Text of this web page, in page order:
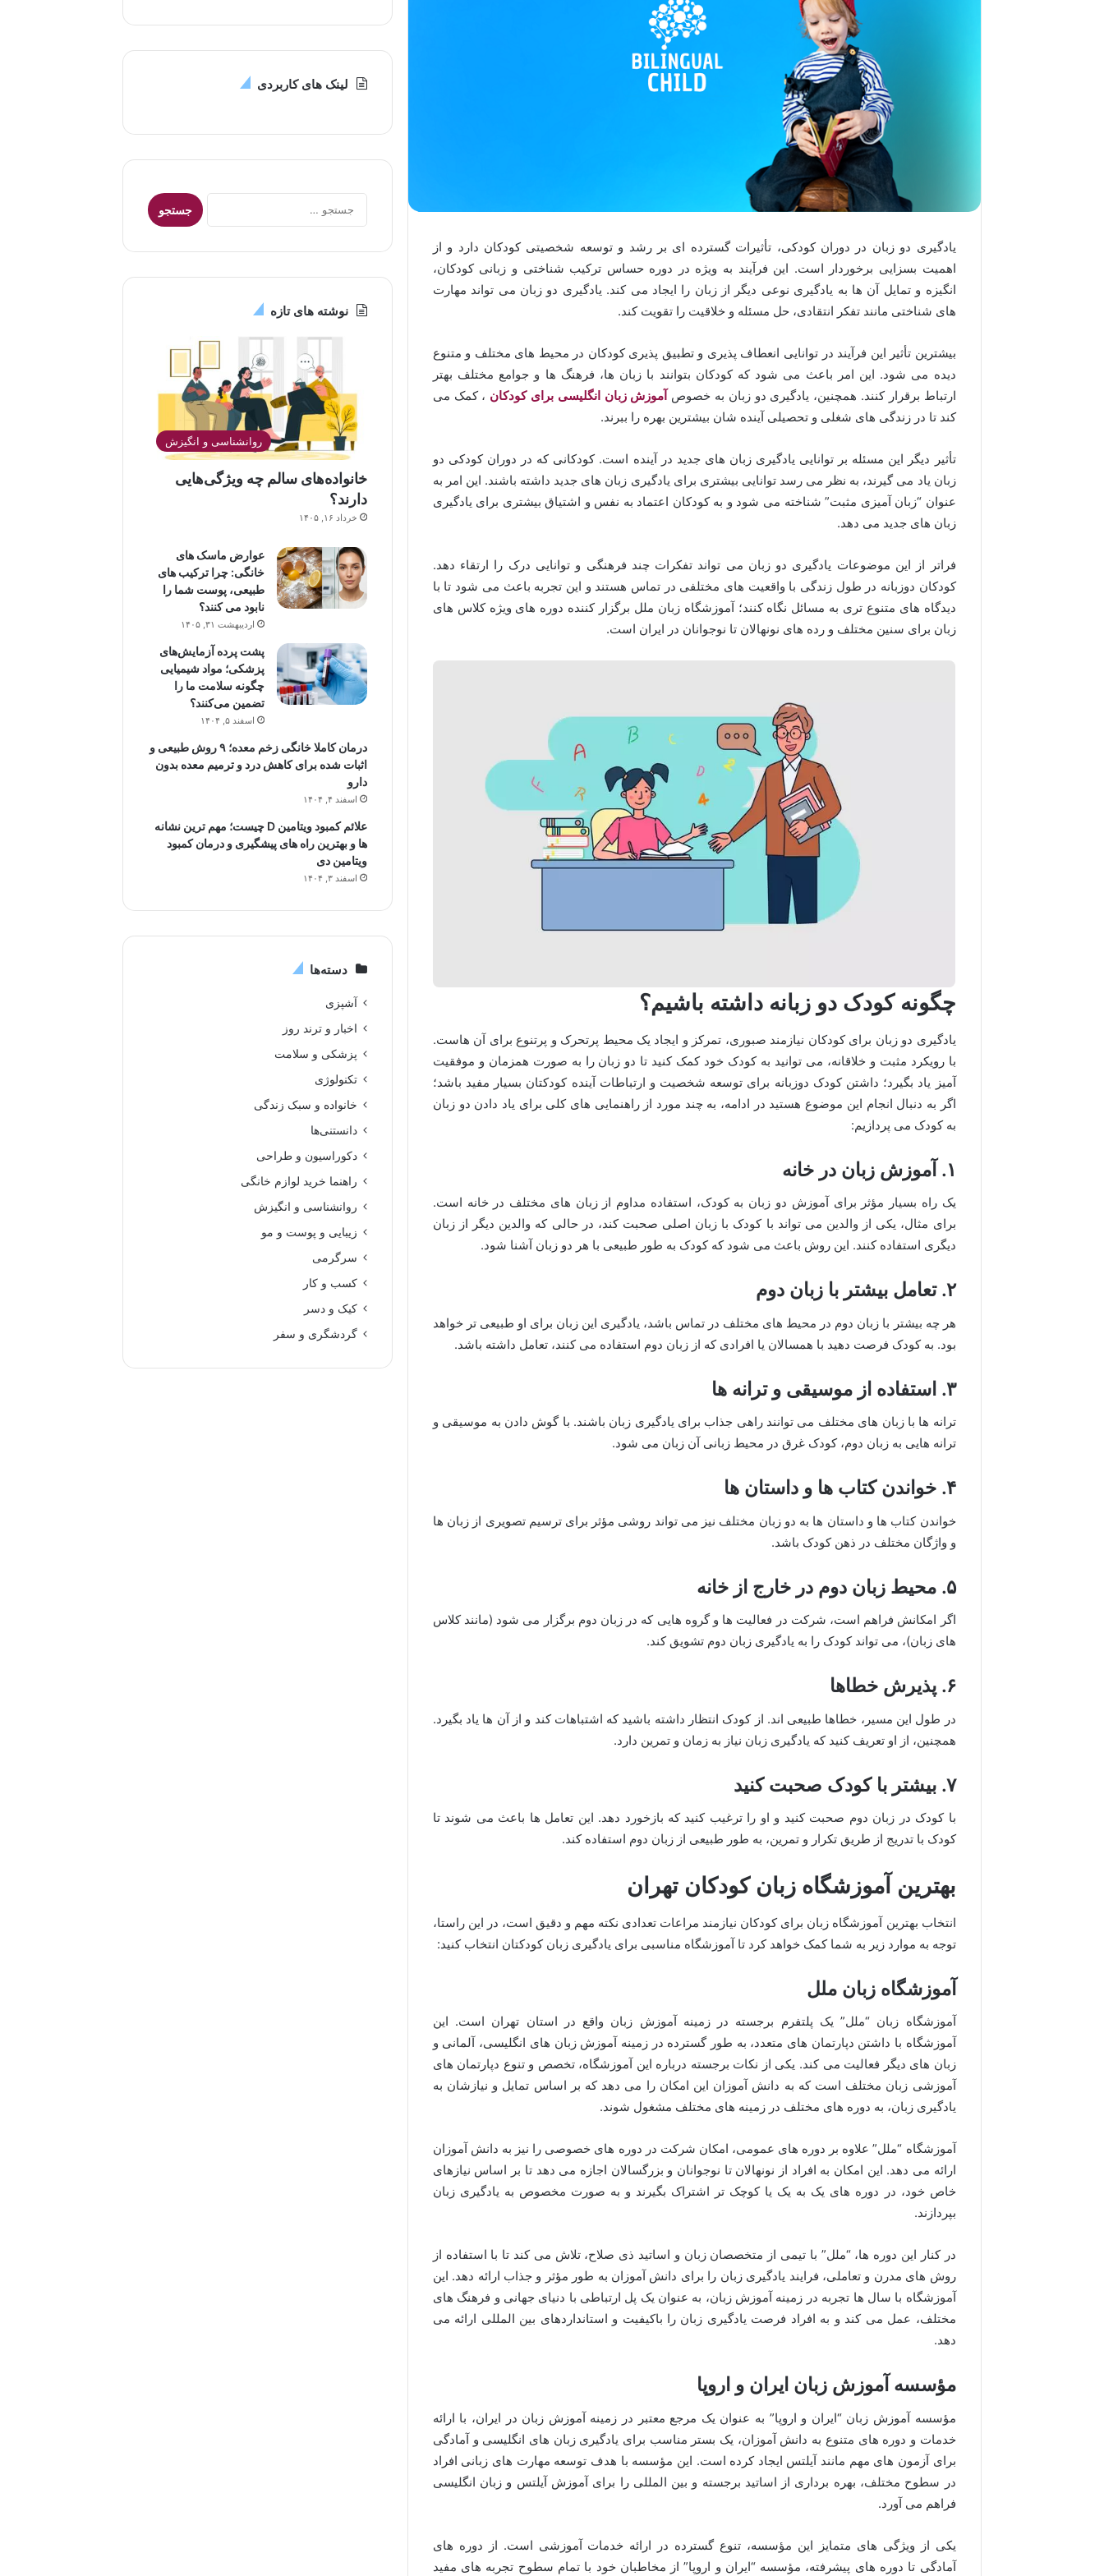
یادگیری دو زبان در دوران کودکی، تأثیرات گسترده ای بر رشد و توسعه شخصیتی کودکان دارد و از
اهمیت بسزایی برخوردار است. این فرآیند به ویژه در دوره حساس ترکیب شناختی و زبانی کودکان،
انگیزه و تمایل آن ها به یادگیری نوعی دیگر از زبان را ایجاد می کند. یادگیری دو زبان می تواند مهارت
های شناختی مانند تفکر انتقادی، حل مسئله و خلاقیت را تقویت کند.
بیشترین تأثیر این فرآیند در توانایی انعطاف پذیری و تطبیق پذیری کودکان در محیط های مختلف و متنوع
دیده می شود. این امر باعث می شود که کودکان بتوانند با زبان ها، فرهنگ ها و جوامع مختلف بهتر
ارتباط برقرار کنند. همچنین، یادگیری دو زبان به خصوص آموزش زبان انگلیسی برای کودکان ، کمک می
کند تا در زندگی های شغلی و تحصیلی آینده شان بیشترین بهره را ببرند.
تأثیر دیگر این مسئله بر توانایی یادگیری زبان های جدید در آینده است. کودکانی که در دوران کودکی دو
زبان یاد می گیرند، به نظر می رسد توانایی بیشتری برای یادگیری زبان های جدید داشته باشند. این امر به
عنوان “زبان آمیزی مثبت” شناخته می شود و به کودکان اعتماد به نفس و اشتیاق بیشتری برای یادگیری
زبان های جدید می دهد.
فراتر از این موضوعات یادگیری دو زبان می تواند تفکرات چند فرهنگی و توانایی درک را ارتقاء دهد.
کودکان دوزبانه در طول زندگی با واقعیت های مختلفی در تماس هستند و این تجربه باعث می شود تا با
دیدگاه های متنوع تری به مسائل نگاه کنند؛ آموزشگاه زبان ملل برگزار کننده دوره های ویژه کلاس های
زبان برای سنین مختلف و رده های نونهالان تا نوجوانان در ایران است.
چگونه کودک دو زبانه داشته باشیم؟
یادگیری دو زبان برای کودکان نیازمند صبوری، تمرکز و ایجاد یک محیط پرتحرک و پرتنوع برای آن هاست.
با رویکرد مثبت و خلاقانه، می توانید به کودک خود کمک کنید تا دو زبان را به صورت همزمان و موفقیت
آمیز یاد بگیرد؛ داشتن کودک دوزبانه برای توسعه شخصیت و ارتباطات آینده کودکتان بسیار مفید باشد؛
اگر به دنبال انجام این موضوع هستید در ادامه، به چند مورد از راهنمایی های کلی برای یاد دادن دو زبان
به کودک می پردازیم:
۱. آموزش زبان در خانه
یک راه بسیار مؤثر برای آموزش دو زبان به کودک، استفاده مداوم از زبان های مختلف در خانه است.
برای مثال، یکی از والدین می تواند با کودک با زبان اصلی صحبت کند، در حالی که والدین دیگر از زبان
دیگری استفاده کنند. این روش باعث می شود که کودک به طور طبیعی با هر دو زبان آشنا شود.
۲. تعامل بیشتر با زبان دوم
هر چه بیشتر با زبان دوم در محیط های مختلف در تماس باشد، یادگیری این زبان برای او طبیعی تر خواهد
بود. به کودک فرصت دهید با همسالان یا افرادی که از زبان دوم استفاده می کنند، تعامل داشته باشد.
۳. استفاده از موسیقی و ترانه ها
ترانه ها با زبان های مختلف می توانند راهی جذاب برای یادگیری زبان باشند. با گوش دادن به موسیقی و
ترانه هایی به زبان دوم، کودک غرق در محیط زبانی آن زبان می شود.
۴. خواندن کتاب ها و داستان ها
خواندن کتاب ها و داستان ها به دو زبان مختلف نیز می تواند روشی مؤثر برای ترسیم تصویری از زبان ها
و واژگان مختلف در ذهن کودک باشد.
۵. محیط زبان دوم در خارج از خانه
اگر امکانش فراهم است، شرکت در فعالیت ها و گروه هایی که در زبان دوم برگزار می شود (مانند کلاس
های زبان)، می تواند کودک را به یادگیری زبان دوم تشویق کند.
۶. پذیرش خطاها
در طول این مسیر، خطاها طبیعی اند. از کودک انتظار داشته باشید که اشتباهات کند و از آن ها یاد بگیرد.
همچنین، از او تعریف کنید که یادگیری زبان نیاز به زمان و تمرین دارد.
۷. بیشتر با کودک صحبت کنید
با کودک در زبان دوم صحبت کنید و او را ترغیب کنید که بازخورد دهد. این تعامل ها باعث می شوند تا
کودک با تدریج از طریق تکرار و تمرین، به طور طبیعی از زبان دوم استفاده کند.
بهترین آموزشگاه زبان کودکان تهران
انتخاب بهترین آموزشگاه زبان برای کودکان نیازمند مراعات تعدادی نکته مهم و دقیق است، در این راستا،
توجه به موارد زیر به شما کمک خواهد کرد تا آموزشگاه مناسبی برای یادگیری زبان کودکتان انتخاب کنید:
آموزشگاه زبان ملل
آموزشگاه زبان “ملل” یک پلتفرم برجسته در زمینه آموزش زبان واقع در استان تهران است. این
آموزشگاه با داشتن دپارتمان های متعدد، به طور گسترده در زمینه آموزش زبان های انگلیسی، آلمانی و
زبان های دیگر فعالیت می کند. یکی از نکات برجسته درباره این آموزشگاه، تخصص و تنوع دپارتمان های
آموزشی زبان مختلف است که به دانش آموزان این امکان را می دهد که بر اساس تمایل و نیازشان به
یادگیری زبان، به دوره های مختلف در زمینه های مختلف مشغول شوند.
آموزشگاه “ملل” علاوه بر دوره های عمومی، امکان شرکت در دوره های خصوصی را نیز به دانش آموزان
ارائه می دهد. این امکان به افراد از نونهالان تا نوجوانان و بزرگسالان اجازه می دهد تا بر اساس نیازهای
خاص خود، در دوره های یک به یک یا کوچک تر اشتراک بگیرند و به صورت مخصوص به یادگیری زبان
بپردازند.
در کنار این دوره ها، “ملل” با تیمی از متخصصان زبان و اساتید ذی صلاح، تلاش می کند تا با استفاده از
روش های مدرن و تعاملی، فرایند یادگیری زبان را برای دانش آموزان به طور مؤثر و جذاب ارائه دهد. این
آموزشگاه با سال ها تجربه در زمینه آموزش زبان، به عنوان یک پل ارتباطی با دنیای جهانی و فرهنگ های
مختلف، عمل می کند و به افراد فرصت یادگیری زبان را باکیفیت و استانداردهای بین المللی ارائه می
دهد.
مؤسسه آموزش زبان ایران و اروپا
مؤسسه آموزش زبان “ایران و اروپا” به عنوان یک مرجع معتبر در زمینه آموزش زبان در ایران، با ارائه
خدمات و دوره های متنوع به دانش آموزان، یک بستر مناسب برای یادگیری زبان های انگلیسی و آمادگی
برای آزمون های مهم مانند آیلتس ایجاد کرده است. این مؤسسه با هدف توسعه مهارت های زبانی افراد
در سطوح مختلف، بهره برداری از اساتید برجسته و بین المللی را برای آموزش آیلتس و زبان انگلیسی
فراهم می آورد.
یکی از ویژگی های متمایز این مؤسسه، تنوع گسترده در ارائه خدمات آموزشی است. از دوره های
آمادگی تا دوره های پیشرفته، مؤسسه “ایران و اروپا” از مخاطبان خود با تمام سطوح تجربه های مفید
لینک های کاربردی
جستجو
برای:
نوشته های تازه
روانشناسی و انگیزش
خانواده‌های سالم چه ویژگی‌هایی
دارند؟
خرداد ۱۶, ۱۴۰۵
عوارض ماسک های
خانگی: چرا ترکیب های
طبیعی، پوست شما را
نابود می کنند؟
اردیبهشت ۳۱, ۱۴۰۵
پشت پرده آزمایش‌های
پزشکی؛ مواد شیمیایی
چگونه سلامت ما را
تضمین می‌کنند؟
اسفند ۵, ۱۴۰۴
درمان کاملا خانگی زخم معده؛ ۹ روش طبیعی و
اثبات شده برای کاهش درد و ترمیم معده بدون
دارو
اسفند ۴, ۱۴۰۴
علائم کمبود ویتامین D چیست؛ مهم ترین نشانه
ها و بهترین راه های پیشگیری و درمان کمبود
ویتامین دی
اسفند ۳, ۱۴۰۴
دسته‌ها
آشپزی
اخبار و ترند روز
پزشکی و سلامت
تکنولوژی
خانواده و سبک زندگی
دانستنی‌ها
دکوراسیون و طراحی
راهنما خرید لوازم خانگی
روانشناسی و انگیزش
زیبایی و پوست و مو
سرگرمی
کسب و کار
کیک و دسر
گردشگری و سفر